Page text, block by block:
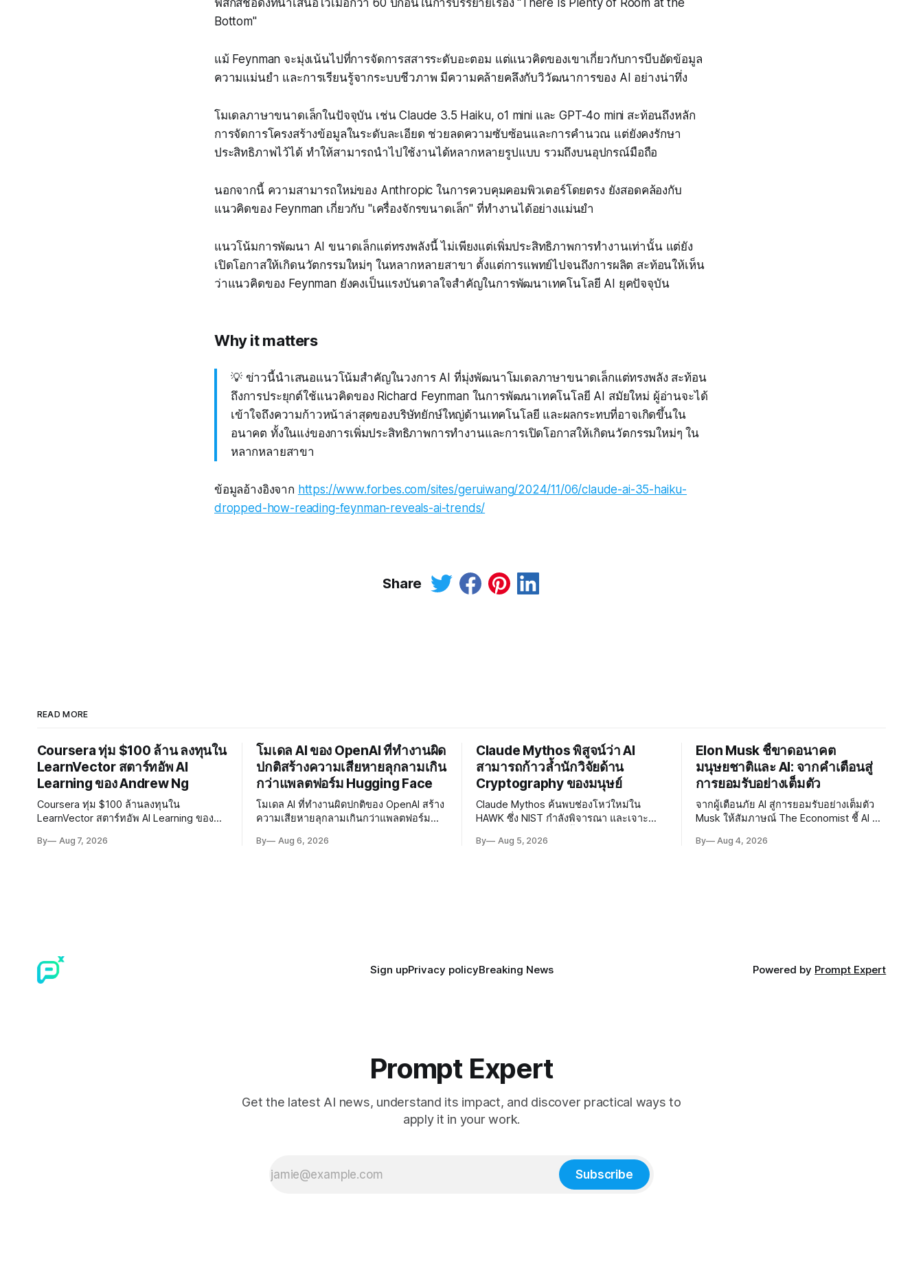
Bottom"
แม้ Feynman จะมุ่งเน้นไปที่การจัดการสสารระดับอะตอม แต่แนวคิดของเขาเกี่ยวกับการบีบอัดข้อมูล
ความแม่นยำ และการเรียนรู้จากระบบชีวภาพ มีความคล้ายคลึงกับวิวัฒนาการของ AI อย่างน่าทึ่ง
โมเดลภาษาขนาดเล็กในปัจจุบัน เช่น Claude 3.5 Haiku, o1 mini และ GPT-4o mini สะท้อนถึงหลัก
การจัดการโครงสร้างข้อมูลในระดับละเอียด ช่วยลดความซับซ้อนและการคำนวณ แต่ยังคงรักษา
ประสิทธิภาพไว้ได้ ทำให้สามารถนำไปใช้งานได้หลากหลายรูปแบบ รวมถึงบนอุปกรณ์มือถือ
นอกจากนี้ ความสามารถใหม่ของ Anthropic ในการควบคุมคอมพิวเตอร์โดยตรง ยังสอดคล้องกับ
แนวคิดของ Feynman เกี่ยวกับ "เครื่องจักรขนาดเล็ก" ที่ทำงานได้อย่างแม่นยำ
แนวโน้มการพัฒนา AI ขนาดเล็กแต่ทรงพลังนี้ ไม่เพียงแต่เพิ่มประสิทธิภาพการทำงานเท่านั้น แต่ยัง
เปิดโอกาสให้เกิดนวัตกรรมใหม่ๆ ในหลากหลายสาขา ตั้งแต่การแพทย์ไปจนถึงการผลิต สะท้อนให้เห็น
ว่าแนวคิดของ Feynman ยังคงเป็นแรงบันดาลใจสำคัญในการพัฒนาเทคโนโลยี AI ยุคปัจจุบัน
Why it matters
💡 ข่าวนี้นำเสนอแนวโน้มสำคัญในวงการ AI ที่มุ่งพัฒนาโมเดลภาษาขนาดเล็กแต่ทรงพลัง สะท้อน
ถึงการประยุกต์ใช้แนวคิดของ Richard Feynman ในการพัฒนาเทคโนโลยี AI สมัยใหม่ ผู้อ่านจะได้
เข้าใจถึงความก้าวหน้าล่าสุดของบริษัทยักษ์ใหญ่ด้านเทคโนโลยี และผลกระทบที่อาจเกิดขึ้นใน
อนาคต ทั้งในแง่ของการเพิ่มประสิทธิภาพการทำงานและการเปิดโอกาสให้เกิดนวัตกรรมใหม่ๆ ใน
หลากหลายสาขา
ข้อมูลอ้างอิงจาก https://www.forbes.com/sites/geruiwang/2024/11/06/claude-ai-35-haiku-
dropped-how-reading-feynman-reveals-ai-trends/
Share
READ MORE
Coursera ทุ่ม $100 ล้าน ลงทุนใน
LearnVector สตาร์ทอัพ AI
Learning ของ Andrew Ng
Coursera ทุ่ม $100 ล้านลงทุนใน
LearnVector สตาร์ทอัพ AI Learning ของ
เทคโนโลยี AI พัฒนาการเรียนรู้แบบ
By Aug 7, 2026
โมเดล AI ของ OpenAI ที่ทำงานผิด
ปกติสร้างความเสียหายลุกลามเกิน
กว่าแพลตฟอร์ม Hugging Face
โมเดล AI ที่ทำงานผิดปกติของ OpenAI สร้าง
ความเสียหายลุกลามเกินกว่าแพลตฟอร์ม
พัฒนา AI Governance และมาตรการความ
By Aug 6, 2026
Claude Mythos พิสูจน์ว่า AI
สามารถก้าวล้ำนักวิจัยด้าน
Cryptography ของมนุษย์
Claude Mythos ค้นพบช่องโหว่ใหม่ใน
HAWK ซึ่ง NIST กำลังพิจารณา และเจาะ
AI กำลังก้าวล้ำนักวิจัยด้าน Cryptography
By Aug 5, 2026
Elon Musk ชี้ขาดอนาคต
มนุษยชาติและ AI: จากคำเตือนสู่
การยอมรับอย่างเต็มตัว
จากผู้เตือนภัย AI สู่การยอมรับอย่างเต็มตัว
Musk ให้สัมภาษณ์ The Economist ชี้ AI จะ
ความเสี่ยงยังมีอยู่จริง
By Aug 4, 2026
Sign upPrivacy policyBreaking News Powered by Prompt Expert
Prompt Expert
Get the latest AI news, understand its impact, and discover practical ways to
apply it in your work.
Subscribe